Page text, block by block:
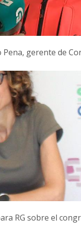
gerente de
RG sobre el